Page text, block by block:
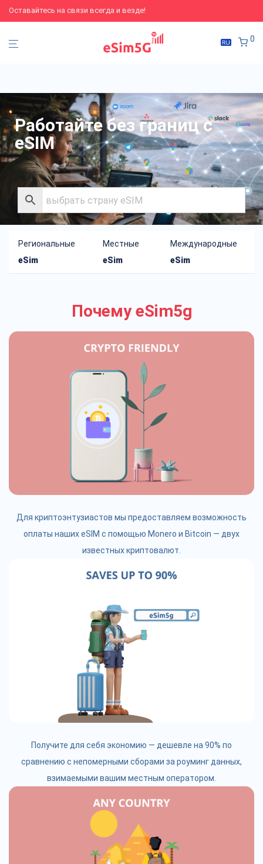
Оставайтесь на связи всегда и везде!
0
Работайте без границ с
eSIM
Региональные
eSim
Местные
eSim
Международные
eSim
Почему eSim5g
Для криптоэнтузиастов мы предоставляем возможность
оплаты наших eSIM с помощью Monero и Bitcoin — двух
известных криптовалют.
Получите для себя экономию — дешевле на 90% по
сравнению с непомерными сборами за роуминг данных,
взимаемыми вашим местным оператором.